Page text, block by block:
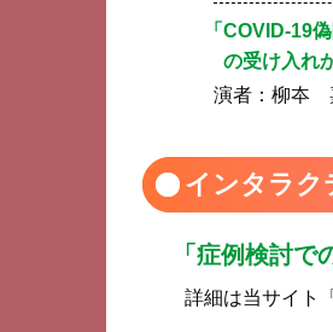
「COVID-19
の受け入れ
演者： 柳夲
インタラク
「症例検討
詳細は当サイト